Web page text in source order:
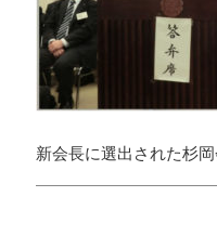
新会長に選出された杉